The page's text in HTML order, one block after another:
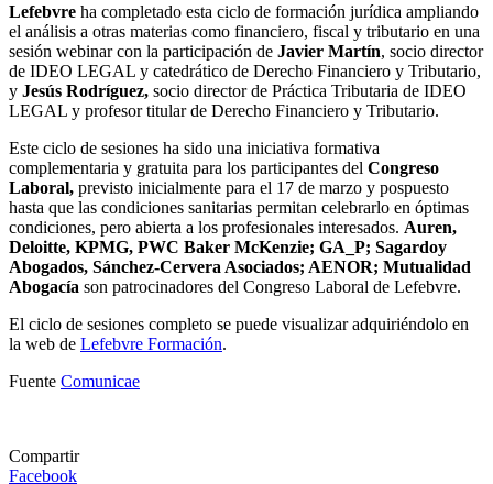
Lefebvre ha completado esta ciclo de formación jurídica ampliando
el análisis a otras materias como financiero, fiscal y tributario en una
sesión webinar con la participación de Javier Martín, socio director
de IDEO LEGAL y catedrático de Derecho Financiero y Tributario,
y Jesús Rodríguez, socio director de Práctica Tributaria de IDEO
LEGAL y profesor titular de Derecho Financiero y Tributario.
Este ciclo de sesiones ha sido una iniciativa formativa
complementaria y gratuita para los participantes del Congreso
Laboral, previsto inicialmente para el 17 de marzo y pospuesto
hasta que las condiciones sanitarias permitan celebrarlo en óptimas
condiciones, pero abierta a los profesionales interesados. Auren,
Deloitte, KPMG, PWC Baker McKenzie; GA_P; Sagardoy
Abogados, Sánchez-Cervera Asociados; AENOR; Mutualidad
Abogacía son patrocinadores del Congreso Laboral de Lefebvre.
El ciclo de sesiones completo se puede visualizar adquiriéndolo en
la web de Lefebvre Formación.
Fuente Comunicae
Compartir
Facebook